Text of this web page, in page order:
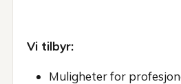
Vi tilbyr:
Muligheter for